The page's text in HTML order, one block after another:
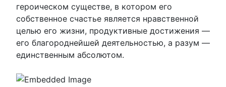
героическом существе, в котором его
собственное счастье является нравственной
целью его жизни, продуктивные достижения —
его благороднейшей деятельностью, а разум —
единственным абсолютом.